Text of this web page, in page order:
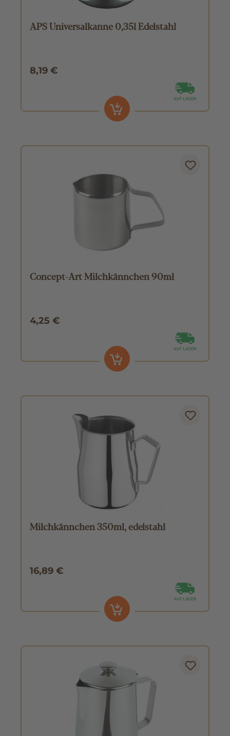
APS Universalkanne 0,35l Edelstahl
8,19 €
Concept-Art Milchkännchen 90ml
4,25 €
Milchkännchen 350ml, edelstahl
16,89 €